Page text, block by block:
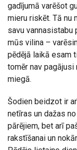
gadījumā varēšot
mieru riskēt. Tā nu
savu vannasistabu
mūs vilina –
pēdējā laikā esam
tomēr nav
miegā.
Šodien beidzot ir
netīras un dažas
pārējiem, bet arī
rakstīšanai un